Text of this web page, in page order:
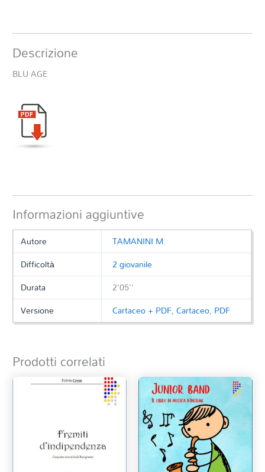
Descrizione
BLU AGE
Informazioni aggiuntive
Autore
TAMANINI M.
Difficoltà
2 giovanile
Durata
2'05''
Versione
Cartaceo + PDF,Cartaceo, PDF
Prodotti correlati